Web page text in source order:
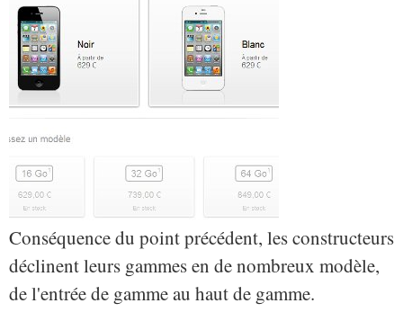
Conséquence du point précédent, les constructeurs
déclinent leurs gammes en de nombreux modèle,
de l'entrée de gamme au haut de gamme.